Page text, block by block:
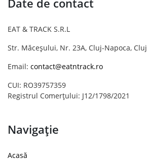
Date de contact
EAT & TRACK S.R.L
Str. Măceșului, Nr. 23A, Cluj-Napoca, Cluj
Email: contact@eatntrack.ro
CUI: RO39757359
Registrul Comerțului: J12/1798/2021
Navigație
Acasă